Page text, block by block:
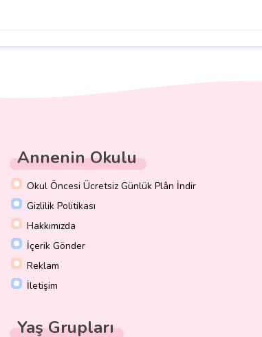
Annenin Okulu
Okul Öncesi Ücretsiz Günlük Plân İndir
Gizlilik Politikası
Hakkımızda
İçerik Gönder
Reklam
İletişim
Yaş Grupları